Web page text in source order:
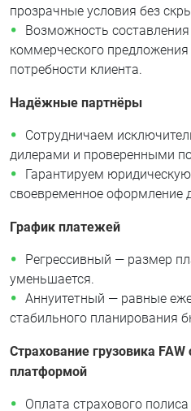
прозрачные условия без
Возможность
коммерческого
потребности клиента.
Надёжные партнёры
Сотрудничаем
дилерами и проверенными
Гарантируем
своевременное оформление
График платежей
Регрессивный — размер
уменьшается.
Аннуитетный — равные
стабильного планирования
Страхование грузовика
платформой
Оплата страхового